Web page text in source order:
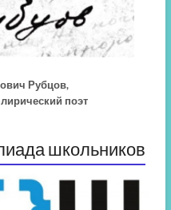
Рубцов,
поэт
школьников